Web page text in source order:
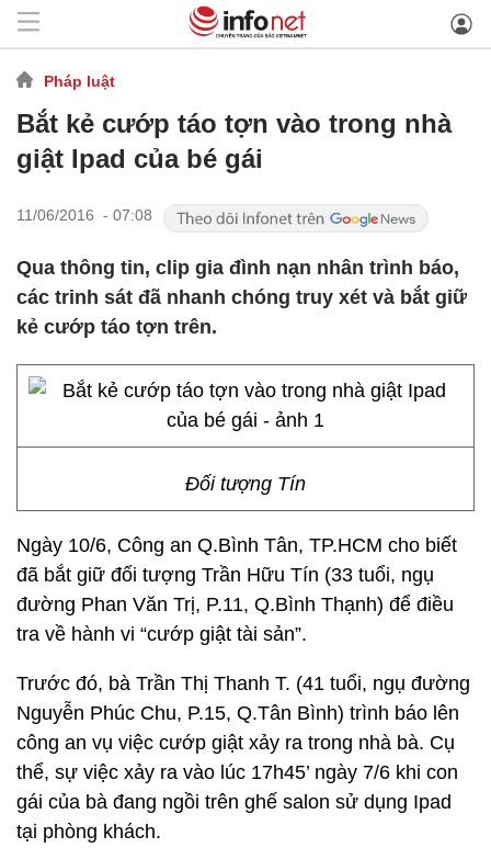
Pháp luật
Bắt kẻ cướp táo tợn vào trong nhà
giật Ipad của bé gái
11/06/2016 - 07:08
Qua thông tin, clip gia đình nạn nhân trình báo,
các trinh sát đã nhanh chóng truy xét và bắt giữ
kẻ cướp táo tợn trên.
Đối tượng Tín
Ngày 10/6, Công an Q.Bình Tân, TP.HCM cho biết
đã bắt giữ đối tượng Trần Hữu Tín (33 tuổi, ngụ
đường Phan Văn Trị, P.11, Q.Bình Thạnh) để điều
tra về hành vi “cướp giật tài sản”.
Trước đó, bà Trần Thị Thanh T. (41 tuổi, ngụ đường
Nguyễn Phúc Chu, P.15, Q.Tân Bình) trình báo lên
công an vụ việc cướp giật xảy ra trong nhà bà. Cụ
thể, sự việc xảy ra vào lúc 17h45’ ngày 7/6 khi con
gái của bà đang ngồi trên ghế salon sử dụng Ipad
tại phòng khách.